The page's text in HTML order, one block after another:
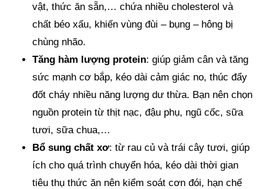
vật, thức ăn sẵn,… chứa nhiều cholesterol và
chất béo xấu, khiến vùng đùi – bụng – hông bị
chùng nhão.
Tăng hàm lượng protein: giúp giảm cân và tăng
sức mạnh cơ bắp, kéo dài cảm giác no, thúc đẩy
đốt cháy nhiều năng lượng dư thừa. Bạn nên chọn
nguồn protein từ thịt nạc, đậu phụ, ngũ cốc, sữa
tươi, sữa chua,…
Bổ sung chất xơ: từ rau củ và trái cây tươi, giúp
ích cho quá trình chuyển hóa, kéo dài thời gian
tiêu thụ thức ăn nên kiểm soát cơn đói, hạn chế